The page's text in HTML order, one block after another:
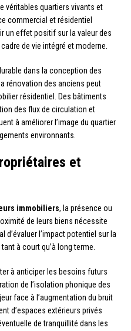
véritables quartiers vivants et
commercial et résidentiel
un effet positif sur la valeur des
de vie intégré et moderne.
dans la conception des
rénovation des anciens peut
résidentiel. Des bâtiments
des flux de circulation et
à améliorer l’image du quartier
environnants.
et
immobiliers, la présence ou
de leurs biens nécessite
d’évaluer l’impact potentiel sur la
à court qu’à long terme.
à anticiper les besoins futurs
de l’isolation phonique des
face à l’augmentation du bruit
d’espaces extérieurs privés
de tranquillité dans les